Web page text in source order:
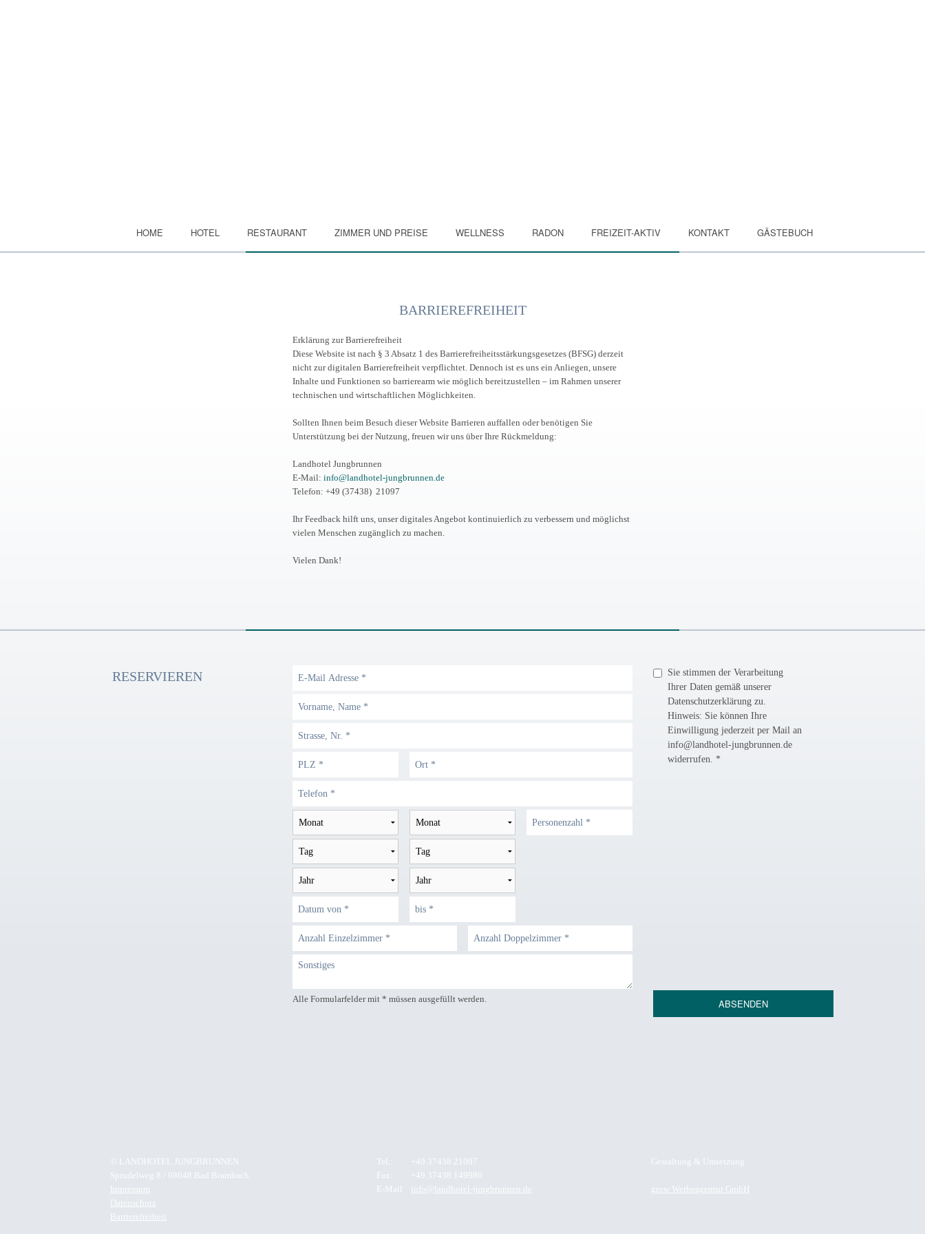
HOME HOTEL RESTAURANT ZIMMER UND PREISE WELLNESS RADON FREIZEIT-AKTIV KONTAKT GÄSTEBUCH
BARRIEREFREIHEIT
Erklärung zur Barrierefreiheit
Diese Website ist nach § 3 Absatz 1 des Barrierefreiheitsstärkungsgesetzes (BFSG) derzeit
nicht zur digitalen Barrierefreiheit verpflichtet. Dennoch ist es uns ein Anliegen, unsere
Inhalte und Funktionen so barrierearm wie möglich bereitzustellen – im Rahmen unserer
technischen und wirtschaftlichen Möglichkeiten.
Sollten Ihnen beim Besuch dieser Website Barrieren auffallen oder benötigen Sie
Unterstützung bei der Nutzung, freuen wir uns über Ihre Rückmeldung:
Landhotel Jungbrunnen
E-Mail: info@landhotel-jungbrunnen.de
Telefon: +49 (37438) 21097
Ihr Feedback hilft uns, unser digitales Angebot kontinuierlich zu verbessern und möglichst
vielen Menschen zugänglich zu machen.
Vielen Dank!
RESERVIEREN
Alle Formularfelder mit * müssen ausgefüllt werden.
Sie stimmen der Verarbeitung
Ihrer Daten gemäß unserer
Datenschutzerklärung zu.
Hinweis: Sie können Ihre
Einwilligung jederzeit per Mail an
info@landhotel-jungbrunnen.de
widerrufen. *
© LANDHOTEL
JUNGBRUNNEN
Sprudelweg 8 / 08648 Bad Brambach
Impressum
Datenschutz
Barrierefreiheit
Tel.:
+49 37438 21097
Fax:
+49 37438 149980
E-Mail
info@landhotel-jungbrunnen.de
Gestaltung & Umsetzung
grow Werbeagentur GmbH